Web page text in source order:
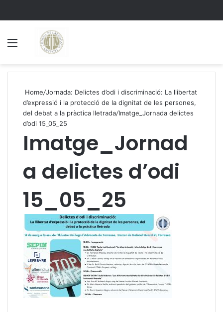
Home/Jornada: Delictes d’odi i discriminació: La llibertat
d’expressió i la protecció de la dignitat de les persones,
del debat a la pràctica lletrada/Imatge_Jornada delictes
d’odi 15_05_25
Imatge_Jornad
a delictes d’odi
15_05_25